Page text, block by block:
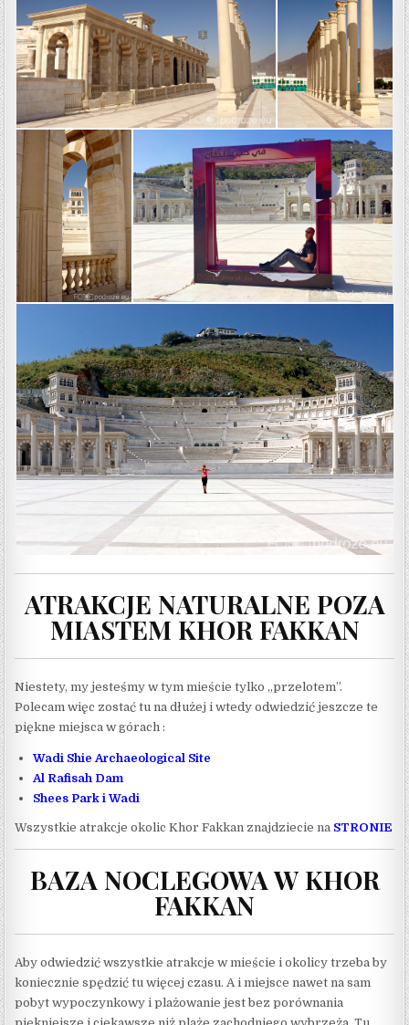
ATRAKCJE NATURALNE POZA
MIASTEM KHOR FAKKAN
Niestety, my jesteśmy w tym mieście tylko „przelotem”.
Polecam więc zostać tu na dłużej i wtedy odwiedzić jeszcze te
piękne miejsca w górach :
Wadi Shie Archaeological Site
Al Rafisah Dam
Shees Park i Wadi
Wszystkie atrakcje okolic Khor Fakkan znajdziecie na STRONIE
BAZA NOCLEGOWA W KHOR
FAKKAN
Aby odwiedzić wszystkie atrakcje w mieście i okolicy trzeba by
koniecznie spędzić tu więcej czasu. A i miejsce nawet na sam
pobyt wypoczynkowy i plażowanie jest bez porównania